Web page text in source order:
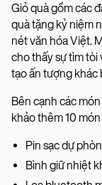
Giỏ quà gồm các
quà tặng kỷ niệm
nét văn hóa Việt.
cho thấy sự tìm tòi
tạo ấn tượng khác
Bên cạnh các
khảo thêm 10
Pin sạc dự
Bình giữ nhiệt